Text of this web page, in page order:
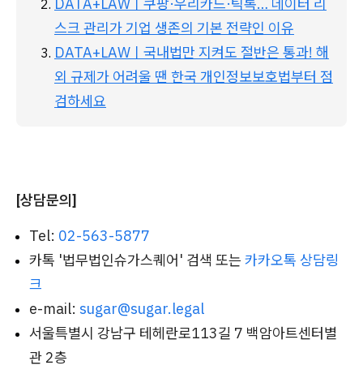
DATA+LAWㅣ쿠팡·우리카드·틱톡… 데이터 리
스크 관리가 기업 생존의 기본 전략인 이유
DATA+LAWㅣ국내법만 지켜도 절반은 통과! 해
외 규제가 어려울 땐 한국 개인정보보호법부터 점
검하세요
[상담문의]
Tel: 02-563-5877
카톡 '법무법인슈가스퀘어' 검색 또는 카카오톡 상담링
크
e-mail: sugar@sugar.legal
서울특별시 강남구 테헤란로113길 7 백암아트센터별
관 2층